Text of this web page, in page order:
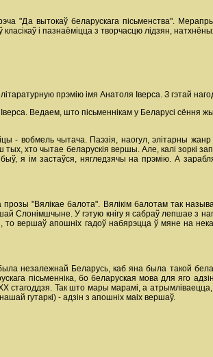
"Да вытокаў беларускага пісьменства".
і пазнаёміцца з творчасцю лідзян,
прэмію імя Анатоля Іверса. З гэтай
Ведаем, што пісьменнікам у Беларусі сёння
- вобмель чытача. Паэзія, наогул, элітарны жанр
хто чытае беларускія вершы. Але, калі зоркі
я ім застаўся, нягледзячы на прэмію. А
"Вялікае балота". Вялікім балотам так
Слонімшчыне. У гэтую кнігу я сабраў лепшае з
вершаў апошніх гадоў набярэцца ў мяне на
незалежнай Беларусь, каб яна была такой
пісьменніка, бо беларуская мова для яго
стагоддзя. Так што мары марамі, а
гутаркі) - адзін з апошніх маіх вершаў.